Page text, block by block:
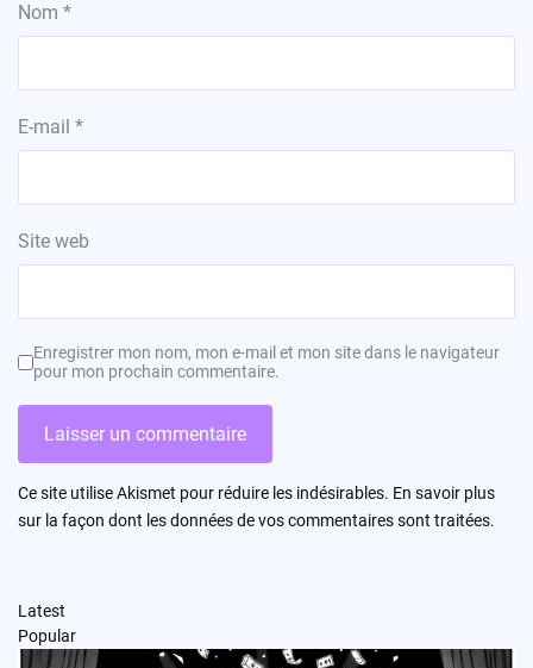
Nom *
E-mail *
Site web
Enregistrer mon nom, mon e-mail et mon site dans le navigateur
pour mon prochain commentaire.
Ce site utilise Akismet pour réduire les indésirables. En savoir plus
sur la façon dont les données de vos commentaires sont traitées.
Latest
Popular